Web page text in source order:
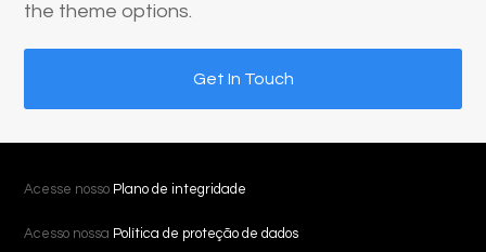
the theme options.
Get In Touch
Acesse nosso Plano de integridade
Acesso nossa Política de proteção de dados